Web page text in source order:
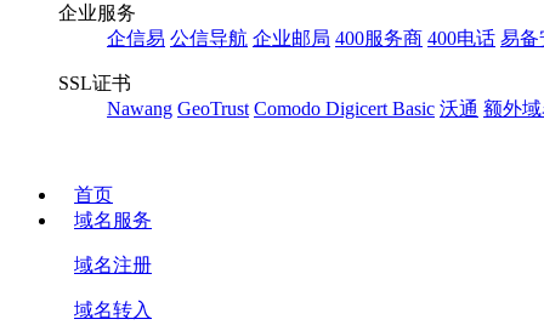
企业服务
企信易 公信导航 企业邮局 400服务商 400电话 易备
SSL证书
Nawang GeoTrust Comodo Digicert Basic 沃通 额外域
首页
域名服务
域名注册
域名转入